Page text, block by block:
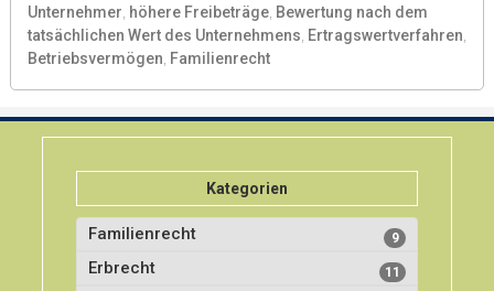
Unternehmer, höhere Freibeträge, Bewertung nach dem
tatsächlichen Wert des Unternehmens, Ertragswertverfahren,
Betriebsvermögen, Familienrecht
Kategorien
9
Familienrecht
11
Erbrecht